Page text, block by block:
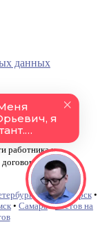
данных
работника и
и акты.
•Новосибирск•
• Самара•Ростов на